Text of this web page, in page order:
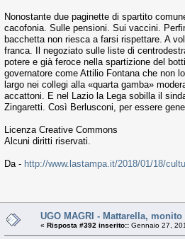
Nonostante due paginette di spartito
cacofonia. Sulle pensioni. Sui vaccini.
bacchetta non riesca a farsi rispettare. A
franca. Il negoziato sulle liste di
potere e già feroce nella spartizione del
governatore come Attilio Fontana che non
largo nei collegi alla «quarta gamba»
accattoni. E nel Lazio la Lega sobilla il
Zingaretti. Così Berlusconi, per essere
Licenza Creative Commons
Alcuni diritti riservati.
Da - http://www.lastampa.it/2018/01/18/
UGO MAGRI - Mattarella,
« Risposta #392 inserito:: Gennaio 27,